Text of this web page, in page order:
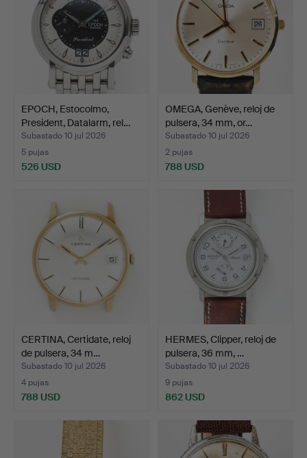
EPOCH, Estocolmo,
President, Datalarm, rel…
Subastado 10 jul 2026
5 pujas
526 USD
OMEGA, Genève, reloj de
pulsera, 34 mm, or…
Subastado 10 jul 2026
2 pujas
788 USD
CERTINA, Certidate, reloj
de pulsera, 34 m…
Subastado 10 jul 2026
4 pujas
788 USD
HERMES, Clipper, reloj de
pulsera, 36 mm, …
Subastado 10 jul 2026
9 pujas
862 USD